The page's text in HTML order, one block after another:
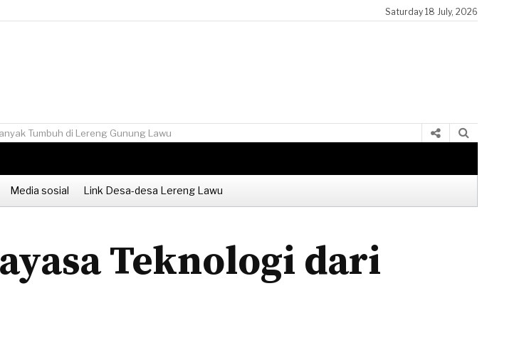
Saturday 18 July, 2026
Lawu Pordjo Abdul Ghani, Trah Berpengaruh di Lereng Barat Gunung
Media sosial Link Desa-desa Lereng Lawu
Teknologi dari